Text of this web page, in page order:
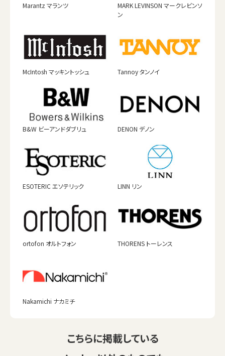
Marantz マランツ
MARK LEVINSON マークレビンソ
ン
McIntosh マッキントッシュ Tannoy タンノイ
B&W ビーアンドダブリュ DENON デノン
ESOTERIC エソテリック LINN リン
ortofon オルトフォン THORENS トーレンス
Nakamichi ナカミチ
こちらに掲載している